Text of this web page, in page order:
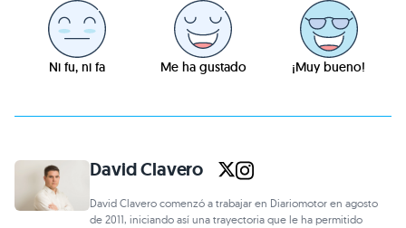
Ni fu, ni fa Me ha gustado ¡Muy bueno!
David Clavero
David Clavero comenzó a trabajar en Diariomotor en agosto
de 2011, iniciando así una trayectoria que le ha permitido